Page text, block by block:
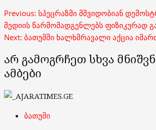
Post
navigation
Previous: სპეცრაზმი მშვიდობიან
მედიის წარმომადგენლებს ფიზიკურად
Next: ბათუმში ხალხმრავალი აქცია
არ გამოგრჩეთ სხვა
ამბები
ბათუმი